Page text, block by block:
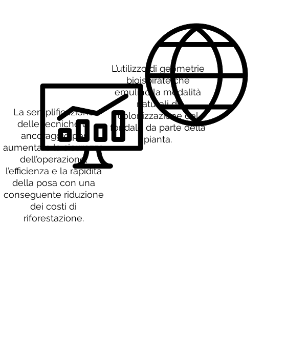
La semplificazione
delle tecniche di
ancoraggio per
aumentare la sicurezza
dell’operazione,
l’efficienza e la rapidità
della posa con una
conseguente riduzione
dei costi di
riforestazione.
L’utilizzo di geometrie
bioispirate che
emulino la modalità
naturali di
colonizzazione del
fondale da parte della
pianta.